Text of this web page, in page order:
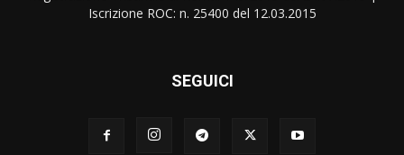
Iscrizione ROC: n. 25400 del 12.03.2015
SEGUICI